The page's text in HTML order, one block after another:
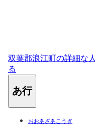
双葉郡浪江町の詳細な
る
あ行
おおあざあこうぎ